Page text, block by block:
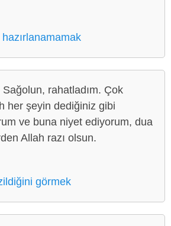
rahatladım. Çok
her şeyin dediğiniz gibi
ve buna niyet ediyorum, dua
Allah razı olsun.
görmek